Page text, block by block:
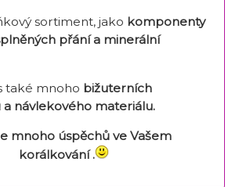
sortiment, jako komponenty
přání a minerální
také mnoho bižuterních
návlekového materiálu.
mnoho úspěchů ve Vašem
korálkování .